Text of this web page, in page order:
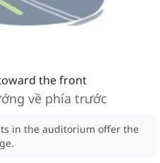
the front
về phía trước
in the auditorium offer the